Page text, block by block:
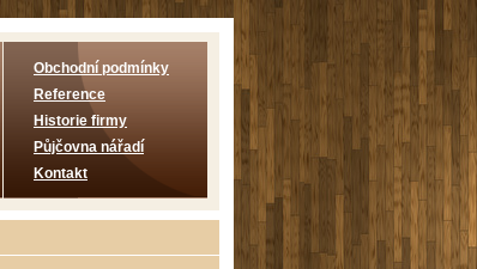
Obchodní podmínky
Reference
Historie firmy
Půjčovna nářadí
Kontakt